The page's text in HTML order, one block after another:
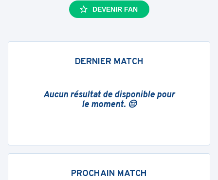
DEVENIR FAN
DERNIER MATCH
Aucun résultat de disponible pour
le moment. 😔
PROCHAIN MATCH